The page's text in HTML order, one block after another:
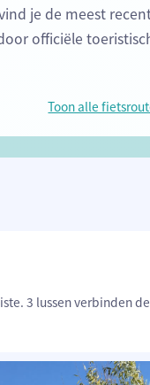
je de meest
officiële
Toon alle
3 lussen verbinden de